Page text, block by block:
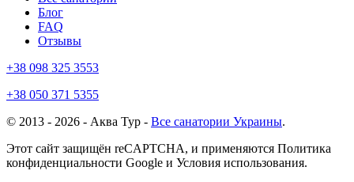
Блог
FAQ
Отзывы
+38 098 325 3553
+38 050 371 5355
© 2013 - 2026 - Аква Тур - Все санатории Украины.
Этот сайт защищён reCAPTCHA, и применяются Политика
конфиденциальности Google и Условия использования.